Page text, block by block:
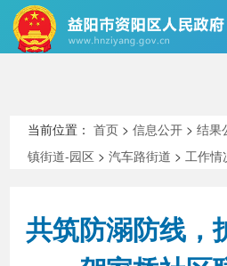
新闻中心
当前位置：首页 >信息公开 >结果
镇街道-园区 >汽车路街道 >工作情
共筑防溺防线，